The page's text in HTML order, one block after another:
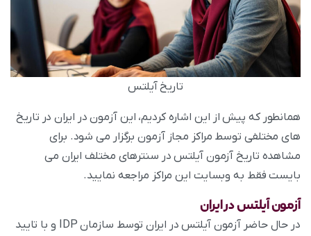
تاریخ آیلتس
همانطور که پیش از این اشاره کردیم، این آزمون در ایران در تاریخ‌
های مختلفی توسط مراکز مجاز آزمون برگزار می‌ شود. برای
مشاهده تاریخ آزمون آیلتس در سنترهای مختلف ایران می
بایست فقط به وبسایت این مراکز مراجعه نمایید.
آزمون آیلتس در ایران
در حال حاضر آزمون آیلتس در ایران توسط سازمان IDP و با تایید